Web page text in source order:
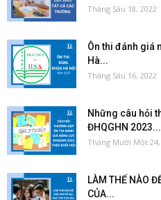
Tháng Sáu 18, 2022
Ôn thi đánh giá
Hà...
Tháng Sáu 16, 2022
Những câu hỏi
ĐHQGHN 2023...
Tháng Mười Một 24,
LÀM THẾ NÀO
CỦA...